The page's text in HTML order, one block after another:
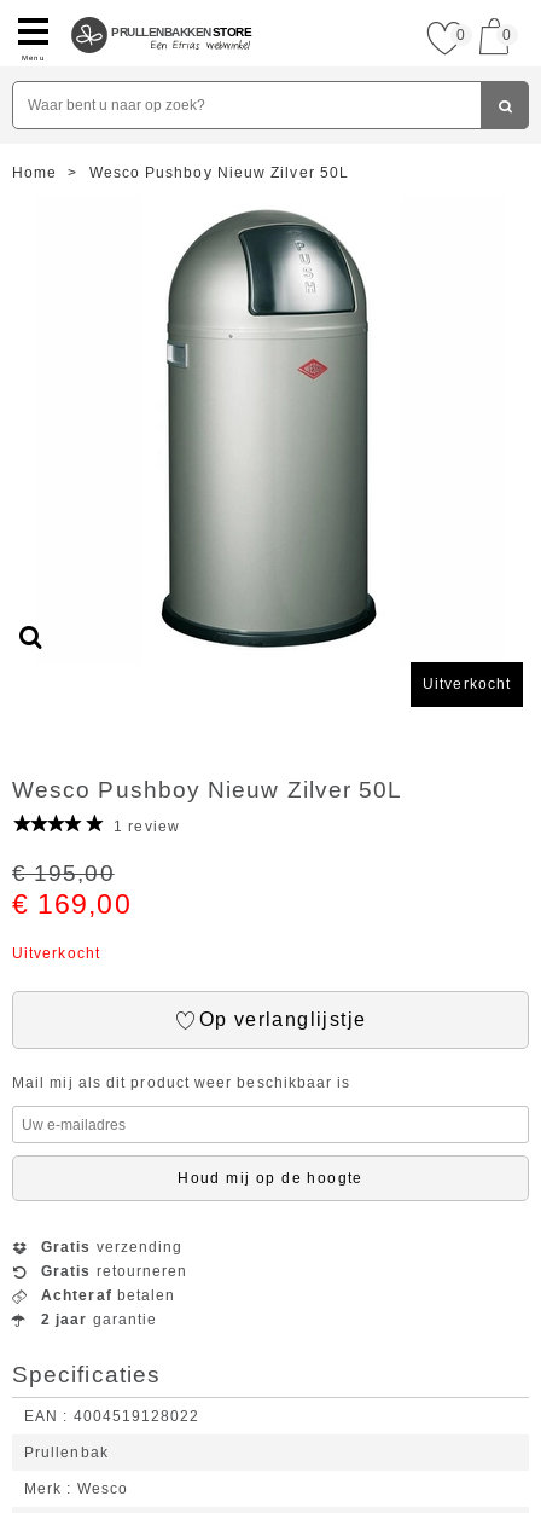
Menu
PRULLENBAKKENSTORE 0 0
Home > Wesco Pushboy Nieuw Zilver 50L
Uitverkocht
Wesco Pushboy Nieuw Zilver 50L
1 review
€ 195,00
€ 169,00
Uitverkocht
Op verlanglijstje
Mail mij als dit product weer beschikbaar is
Houd mij op de hoogte
Gratis verzending
Gratis retourneren
Achteraf betalen
2 jaar garantie
Specificaties
EAN 4004519128022
Prullenbak
Merk Wesco